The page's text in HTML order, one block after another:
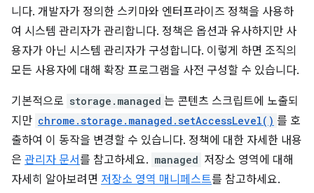
니다. 개발자가 정의한 스키마와 엔터프라이즈 정책을 사용하
여 시스템 관리자가 관리합니다. 정책은 옵션과 유사하지만 사
용자가 아닌 시스템 관리자가 구성합니다. 이렇게 하면 조직의
모든 사용자에 대해 확장 프로그램을 사전 구성할 수 있습니다.
기본적으로 storage.managed 는 콘텐츠 스크립트에 노출되
지만 chrome.storage.managed.setAccessLevel() 를 호
출하여 이 동작을 변경할 수 있습니다. 정책에 대한 자세한 내용
은 관리자 문서를 참고하세요. managed 저장소 영역에 대해
자세히 알아보려면 저장소 영역 매니페스트를 참고하세요.